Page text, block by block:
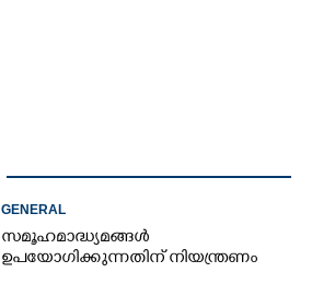
GENERAL
സമൂഹമാദ്ധ്യമങ്ങൾ
ഉപയോഗിക്കുന്നതിന് നിയന്ത്രണം